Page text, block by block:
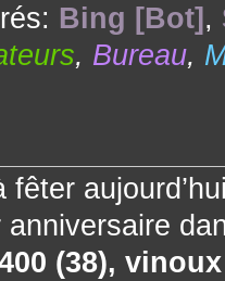
Bing [Bot] ,
, Bureau,
fêter
anniversaire
(38), vinoux